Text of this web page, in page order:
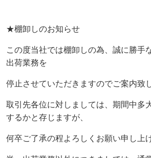
★棚卸しのお知らせ
この度当社では棚卸しの為、誠に勝手
出荷業務を
停止させていただきますのでご案内致
取引先各位に対しましては、期間中多
するかと存じますが、
何卒ご了承の程よろしくお願い申し上